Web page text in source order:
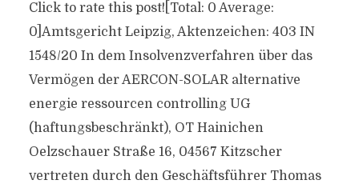
Click to rate this post![Total: 0 Average:
0]Amtsgericht Leipzig, Aktenzeichen: 403 IN
1548/20 In dem Insolvenzverfahren über das
Vermögen der AERCON-SOLAR alternative
energie ressourcen controlling UG
(haftungsbeschränkt), OT Hainichen
Oelzschauer Straße 16, 04567 Kitzscher
vertreten durch den Geschäftsführer Thomas